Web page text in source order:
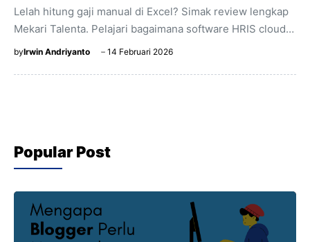
Lelah hitung gaji manual di Excel? Simak review lengkap
Mekari Talenta. Pelajari bagaimana software HRIS cloud
ini bikin proses absensi, payroll, dan slip gaji jadi
byIrwin Andriyanto 14 Februari 2026
Popular Post